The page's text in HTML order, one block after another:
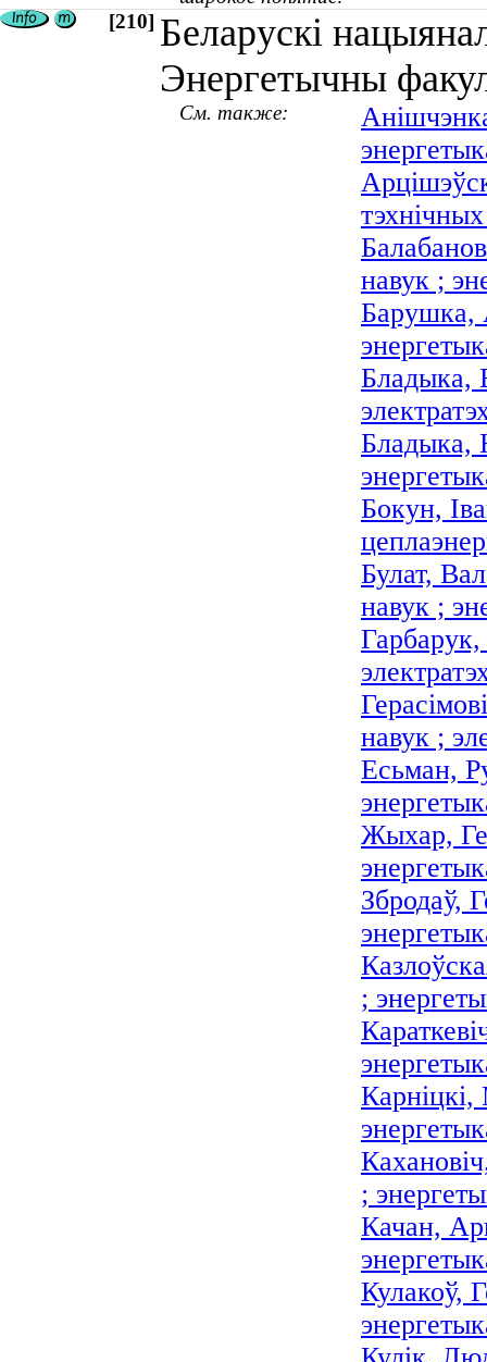
[210] Беларускі
Энергетычны
См. также:
навук ;
Барушка,
Бладыка,
Бладыка,
Бокун,
Булат,
навук ;
Гарбарук,
навук ;
Есьман,
Жыхар,
Збродаў,
;
Карніцкі,
;
Качан,
Кулакоў,